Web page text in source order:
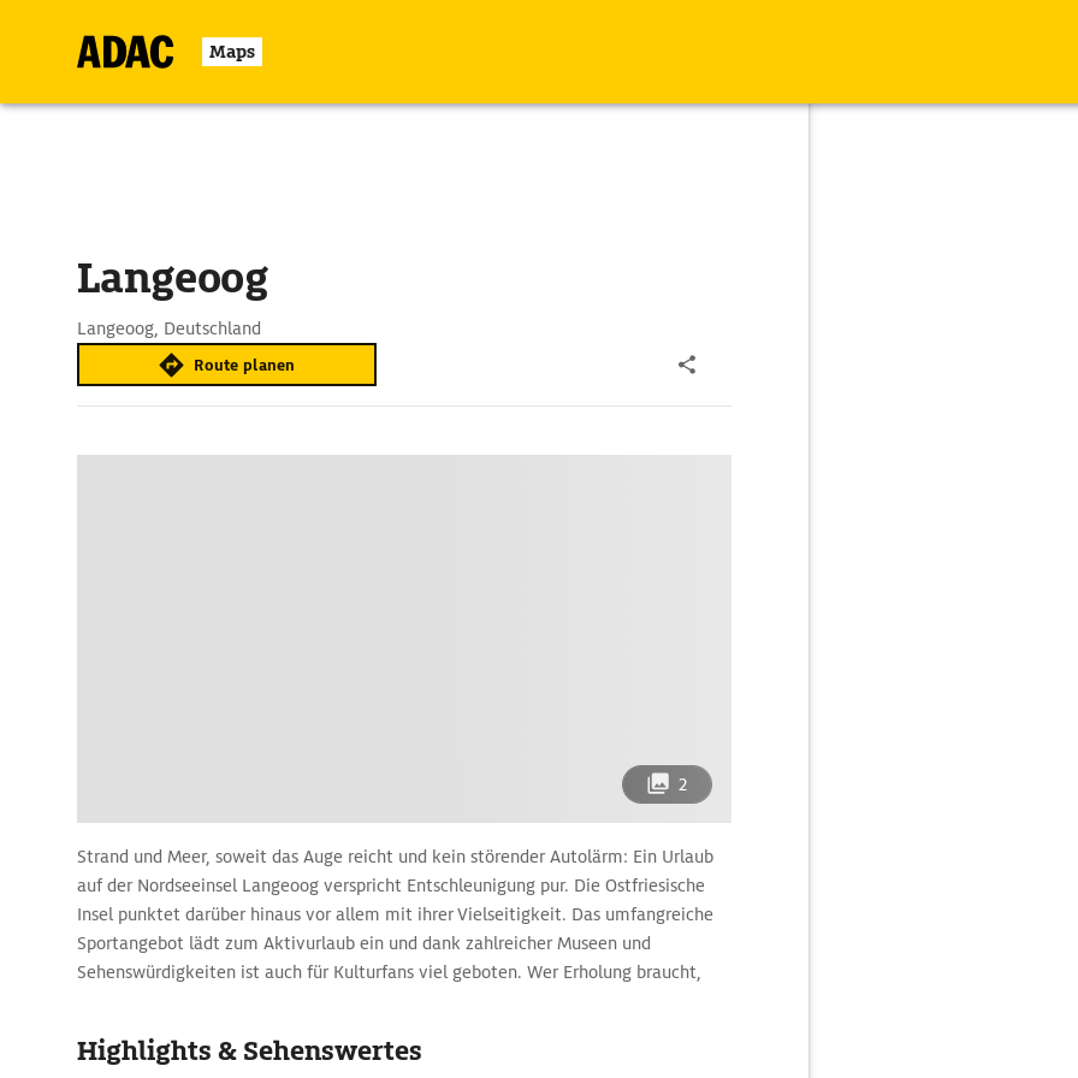
Maps
Langeoog
Langeoog, Deutschland
Route planen
2
Strand und Meer, soweit das Auge reicht und kein störender Autolärm: Ein Urlaub
auf der Nordseeinsel Langeoog verspricht Entschleunigung pur. Die Ostfriesische
Insel punktet darüber hinaus vor allem mit ihrer Vielseitigkeit. Das umfangreiche
Sportangebot lädt zum Aktivurlaub ein und dank zahlreicher Museen und
Sehenswürdigkeiten ist auch für Kulturfans viel geboten. Wer Erholung braucht,
Artenvielfalt. Unsere Reisetipps zeigen: Hier kommt jeder Urlaubstyp auf seine
Highlights & Sehenswertes